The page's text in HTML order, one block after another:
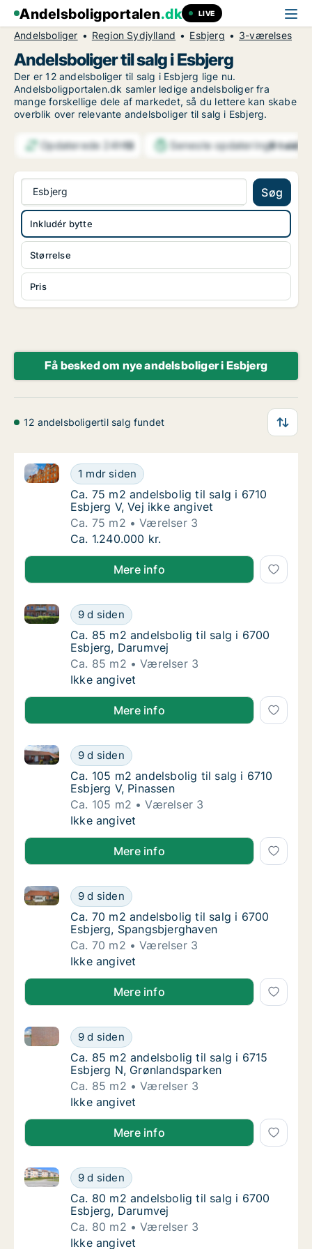
Andelsboligportalen.dk LIVE
Andelsboliger Region Sydjylland Esbjerg 3-værelses
Andelsboliger til salg i Esbjerg
Der er 12 andelsboliger til salg i Esbjerg lige nu.
Andelsboligportalen.dk samler ledige andelsboliger fra
mange forskellige dele af markedet, så du lettere kan skabe
overblik over relevante andelsboliger til salg i Esbjerg.
Opdaterede 24h13 Seneste opdatering9 t siden
Esbjerg Søg
Størrelse
Pris
Inkludér bytte
Få besked om nye andelsboliger i Esbjerg
12 andelsboligertil salg fundet
Ca. 75 m2 andelsbolig til salg i 6710
1 mdr siden
Ca. 75 m2 andelsbolig til salg i 6710 Esbjerg V, Vej
Ca. 75 m2 andelsbolig til salg i 6710
Ca. 75 m2 andelsbolig til salg i 6710
Esbjerg V, Vej ikke angivet
Ca. 75 m2
Værelser 3
Ca. 75 m2 andelsbolig til salg i 6710
Ca. 1.240.000 kr.
Mere info
Ca. 85 m2 andelsbolig til salg i 6700
9 d siden
Ca. 85 m2 andelsbolig til salg i 6700 Esbjerg,
Ca. 85 m2 andelsbolig til salg i 6700
Ca. 85 m2 andelsbolig til salg i 6700
Esbjerg, Darumvej
Ca. 85 m2
Værelser 3
Ca. 85 m2 andelsbolig til salg i 6700
Ikke angivet
Mere info
Ca. 105 m2 andelsbolig til salg i 6710
9 d siden
Ca. 105 m2 andelsbolig til salg i 6710 Esbjerg V,
Ca. 105 m2 andelsbolig til salg i 6710
Ca. 105 m2 andelsbolig til salg i 6710
Esbjerg V, Pinassen
Ca. 105 m2
Værelser 3
Ca. 105 m2 andelsbolig til salg i 6710
Ikke angivet
Mere info
Ca. 70 m2 andelsbolig til salg i 6700
9 d siden
Ca. 70 m2 andelsbolig til salg i 6700 Esbjerg,
Ca. 70 m2 andelsbolig til salg i 6700
Ca. 70 m2 andelsbolig til salg i 6700
Esbjerg, Spangsbjerghaven
Ca. 70 m2
Værelser 3
Ca. 70 m2 andelsbolig til salg i 6700
Ikke angivet
Mere info
Ca. 85 m2 andelsbolig til salg i 6715
9 d siden
Ca. 85 m2 andelsbolig til salg i 6715 Esbjerg N,
Ca. 85 m2 andelsbolig til salg i 6715
Ca. 85 m2 andelsbolig til salg i 6715
Esbjerg N, Grønlandsparken
Ca. 85 m2
Værelser 3
Ca. 85 m2 andelsbolig til salg i 6715
Ikke angivet
Mere info
Ca. 80 m2 andelsbolig til salg i 6700
9 d siden
Ca. 80 m2 andelsbolig til salg i 6700 Esbjerg,
Ca. 80 m2 andelsbolig til salg i 6700
Ca. 80 m2 andelsbolig til salg i 6700
Esbjerg, Darumvej
Ca. 80 m2
Værelser 3
Ca. 80 m2 andelsbolig til salg i 6700
Ikke angivet